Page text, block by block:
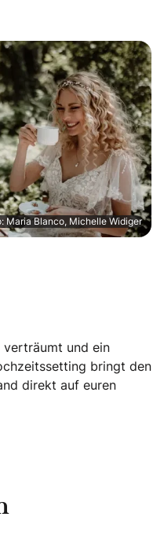
Maria Blanco, Michelle Widiger
verträumt und ein
bringt den
direkt auf euren